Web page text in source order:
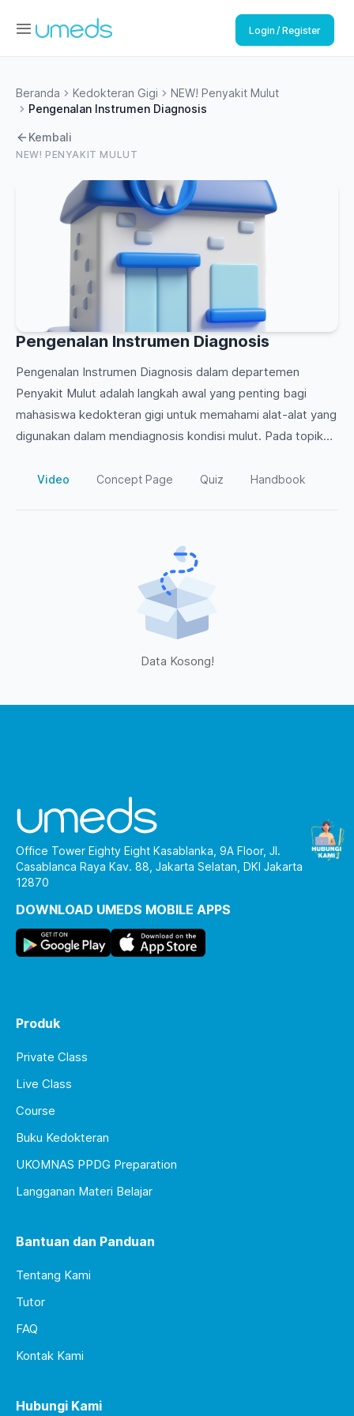
Login / Register
Beranda Kedokteran Gigi
NEW! Penyakit Mulut
Pengenalan Instrumen Diagnosis
NEW! PENYAKIT MULUT
Kembali
Pengenalan Instrumen Diagnosis
Pengenalan Instrumen Diagnosis dalam departemen
Penyakit Mulut adalah langkah awal yang penting bagi
mahasiswa kedokteran gigi untuk memahami alat-alat yang
digunakan dalam mendiagnosis kondisi mulut. Pada topik
fungsinya, dan teknik penggunaannya dalam praktik klinis.
Video Concept Page Quiz Handbook
Data Kosong!
Office Tower Eighty Eight Kasablanka, 9A Floor, Jl.
Casablanca Raya Kav. 88, Jakarta Selatan, DKI Jakarta
12870
DOWNLOAD UMEDS MOBILE APPS
Produk
Private Class
Live Class
Course
Buku Kedokteran
UKOMNAS PPDG Preparation
Langganan Materi Belajar
Bantuan dan Panduan
Tentang Kami
Tutor
FAQ
Kontak Kami
Hubungi Kami